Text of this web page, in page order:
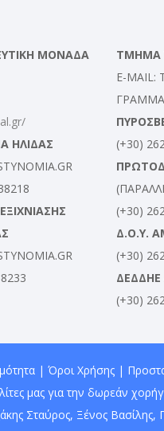
ΜΟΝΑΔΑ
ΗΛΙΔΑΣ
ΤΜΗΜΑ
E-MAIL:
(+30)
(+30)
Δ.Ο.Υ.
(+30)
(+30)
| Όροι Χρήσης |
μας για την δωρεάν
Σταύρος, Ξένος Βασίλης,